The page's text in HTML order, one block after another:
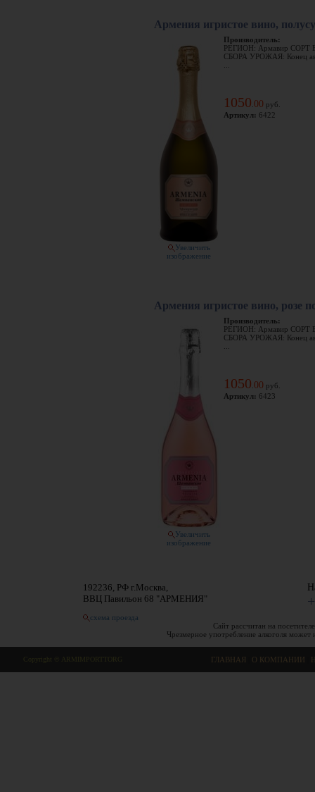
Армения игристое вино,
Увеличить
изображение
Производитель:
РЕГИОН: Армавир СОРТ
СБОРА УРОЖАЯ: Конец
1050 00 руб.
Артикул: 6422
Армения игристое вино, розе
Увеличить
изображение
Производитель:
РЕГИОН: Армавир СОРТ
СБОРА УРОЖАЯ: Конец
1050 00 руб.
Артикул: 6423
192236, РФ г.Москва,
ВВЦ Павильон 68 "АРМЕНИЯ"
схема проезда
Сайт рассчитан на
Чрезмерное употребление алкоголя
Copyright © ARMIMPORTTORG ГЛАВНАЯ О КОМПАНИИ